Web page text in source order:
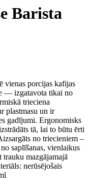
Barista
vienas porcijas kafijas
— izgatavota tikai no
trieciena
plastmasu un ir
gadījumi. Ergonomisks
tā, lai to būtu ērti
no triecieniem –
saplīšanas, vienlaikus
mazgājamajā
nerūsējošais